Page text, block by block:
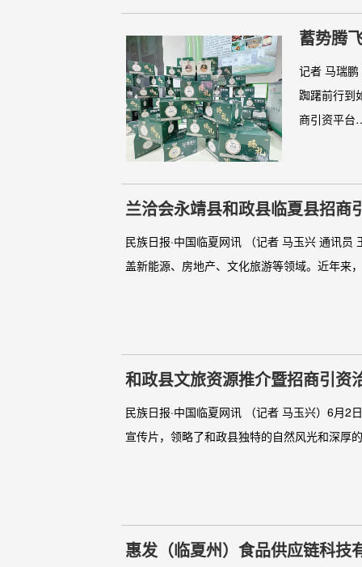
蓄势腾
记者 马瑞
踟躇前行到
商引资平
兰洽会永靖县和政县临夏县招商
民族日报·中国临夏网讯 （记者 马玉兴 通讯
盖新能源、房地产、文化旅游等领域。近年来
和政县文旅资源推介暨招商引资
民族日报·中国临夏网讯 （记者 马玉兴）6月2
宣传片，领略了和政县独特的自然风光和深厚
惠发（临夏州）食品供应链科技